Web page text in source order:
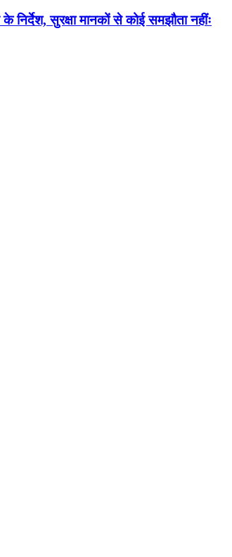
निर्देश, सुरक्षा मानकों से कोई समझौता नहींः